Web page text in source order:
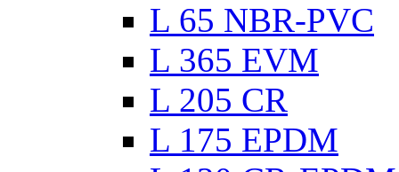
L 65 NBR-PVC
L 365 EVM
L 205 CR
L 175 EPDM